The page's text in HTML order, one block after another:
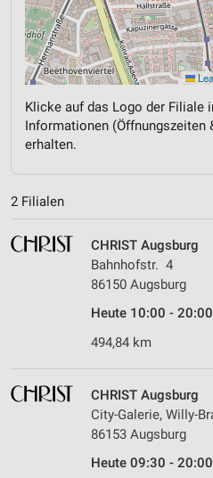
Klicke auf das Logo der Filiale
Informationen (Öffnungszeiten
erhalten.
2 Filialen
CHRIST Augsburg
Bahnhofstr. 4
86150 Augsburg
Heute 10:00 -
494,84 km
CHRIST Augsburg
City-Galerie, Willy-
86153 Augsburg
Heute 09:30 -